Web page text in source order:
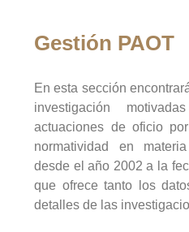
Gestión PAOT
En esta sección
investigación
actuaciones de oficio
normatividad en
desde el año 2002 a la
que ofrece tanto los
detalles de las